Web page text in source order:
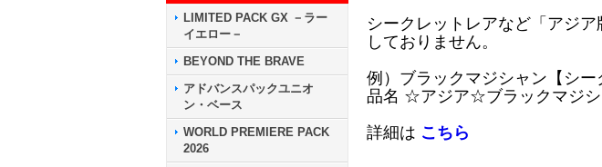
LIMITED PACK GX －ラー
イエロー－
BEYOND THE BRAVE
アドバンスパックユニオ
ン・ベース
WORLD PREMIERE PACK
2026
シークレットレアなど「アジ
しておりません。
例）ブラックマジシャン【シ
品名 ☆アジア☆ブラックマジシ
詳細は こちら